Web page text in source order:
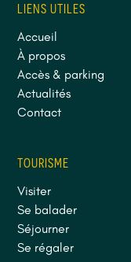
LIENS UTILES
Accueil
À propos
Accès & parking
Actualités
Contact
TOURISME
Visiter
Se balader
Séjourner
Se régaler